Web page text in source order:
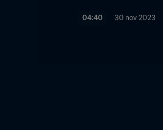
04:40 30 nov 2023